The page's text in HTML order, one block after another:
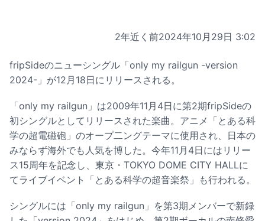
2年近く前2024年10月29日 3:02
fripSideのニューシングル「only my railgun -version
2024-」が12月18日にリリースされる。
「only my railgun」は2009年11月4日に第2期fripSideの
初シングルとしてリリースされた楽曲。アニメ「とある科
学の超電磁砲」のオープ二ングテーマに使用され、日本の
みならず海外でも人気を博した。今年11月4日にはリリー
ス15周年を記念し、東京・TOKYO DOME CITY HALLに
てライブイベント「とある科学の超音楽祭」も行われる。
シングルには「only my railgun」を第3期メンバーで新録